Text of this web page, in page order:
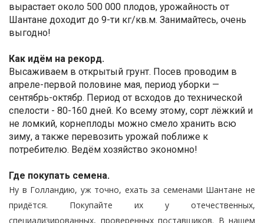
вырастает около 500 000 плодов, урожайность от
Шантане доходит до 9-ти кг/кв.м. Занимайтесь, очень
выгодно!
Как идём на рекорд.
Высаживаем в открытый грунт. Посев проводим в
апреле-первой половине мая, период уборки —
сентябрь-октябр. Период от всходов до технической
спелости - 80-160 дней. Ко всему этому, сорт лёжкий и
не ломкий, корнеплоды можно смело хранить всю
зиму, а также перевозить урожай поближе к
потребителю. Ведём хозяйство экономно!
Где покупать семена.
Ну в Голландию, уж точно, ехать за семенами Шантане не
придётся. Покупайте их у отечественных,
специализированных, проверенных поставщиков. В нашем